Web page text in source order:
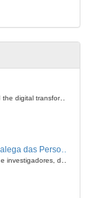
European univesrities and the digital transformation: challenges and opportunities ahead
G-Night 2023. Noite Galega das Persoas Investigadoras. Conciencias creativas